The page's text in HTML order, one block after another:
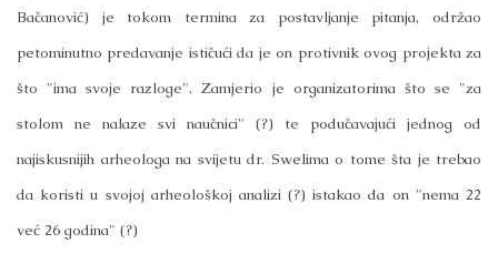
Bačanović) je tokom termina za postavljanje pitanja, održao
petominutno predavanje ističući da je on protivnik ovog projekta za
što "ima svoje razloge". Zamjerio je organizatorima što se "za
stolom ne nalaze svi naučnici" (?) te podučavajući jednog od
najiskusnijih arheologa na svijetu dr. Swelima o tome šta je trebao
da koristi u svojoj arheološkoj analizi (?) istakao da on "nema 22
već 26 godina" (?)